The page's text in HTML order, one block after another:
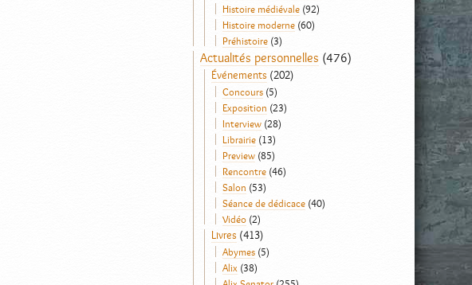
Histoire médiévale(92)
Histoire moderne(60)
Préhistoire(3)
Actualités personnelles (476)
Événements (202)
Concours(5)
Exposition (23)
Interview(28)
Librairie(13)
Preview(85)
Rencontre(46)
Salon (53)
Séance de dédicace(40)
Vidéo(2)
Livres (413)
Abymes(5)
Alix (38)